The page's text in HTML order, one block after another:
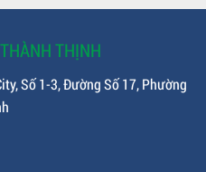
lượng trái. Trong bài viết này,
ta sẽ cùng tìm hiểu về dấu hiệu
bệnh cháy lá tổ kiến và các biện
trừ hiệu quả.
THỊNH
Số 1-3, Đường Số 17, Phường